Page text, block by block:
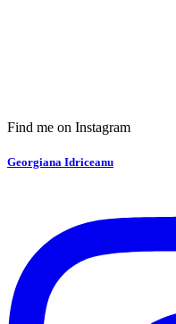
Find me on Instagram
Georgiana Idriceanu